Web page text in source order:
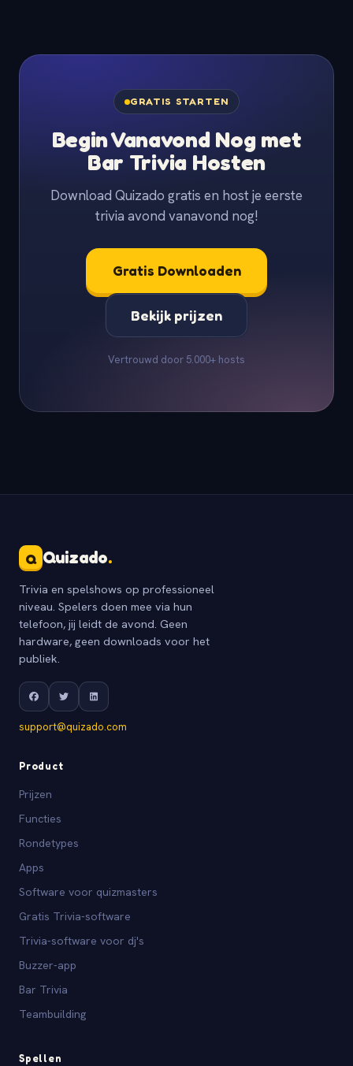
GRATIS STARTEN
Begin Vanavond Nog met
Bar Trivia Hosten
Download Quizado gratis en host je eerste
trivia avond vanavond nog!
Gratis Downloaden
Bekijk prijzen
Vertrouwd door 5.000+ hosts
Q Quizado.
Trivia en spelshows op professioneel
niveau. Spelers doen mee via hun
telefoon, jij leidt de avond. Geen
hardware, geen downloads voor het
publiek.
support@quizado.com
Product
Prijzen
Functies
Rondetypes
Apps
Software voor quizmasters
Gratis Trivia-software
Trivia-software voor dj's
Buzzer-app
Bar Trivia
Teambuilding
Spellen